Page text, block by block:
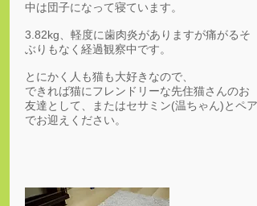
中は団子になって寝ています。
3.82kg、軽度に歯肉炎がありますが痛がるそ
ぶりもなく経過観察中です。
とにかく人も猫も大好きなので、
できれば猫にフレンドリーな先住猫さんのお
友達として、またはセサミン(温ちゃん)とペア
でお迎えください。